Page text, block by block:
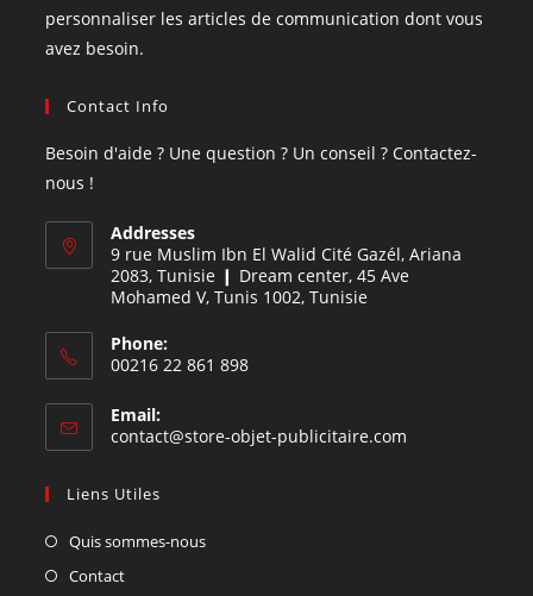
personnaliser les articles de communication dont vous
avez besoin.
Contact Info
Besoin d'aide ? Une question ? Un conseil ? Contactez-
nous !
Addresses
9 rue Muslim Ibn El Walid Cité Gazél, Ariana
2083, Tunisie ❙ Dream center, 45 Ave
Mohamed V, Tunis 1002, Tunisie
Phone:
00216 22 861 898
Email:
contact@store-objet-publicitaire.com
Liens Utiles
Quis sommes-nous
Contact